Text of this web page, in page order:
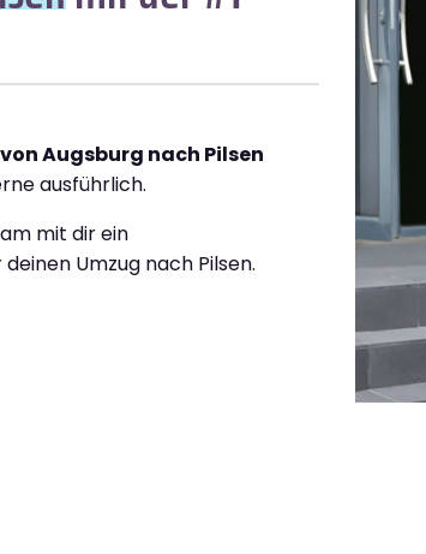
Augsburg nach Pilsen
ausführlich.
mit dir ein
deinen Umzug nach Pilsen.